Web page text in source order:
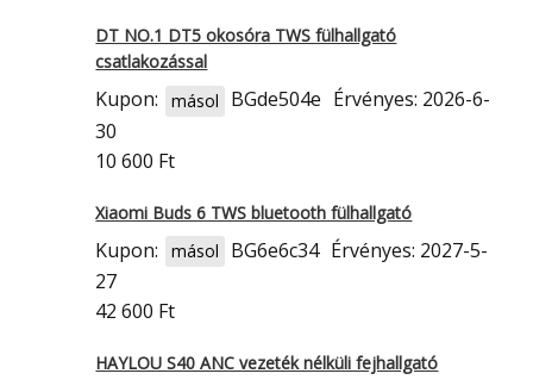
DT NO.1 DT5 okosóra TWS fülhallgató
csatlakozással
Kupon: másol BGde504e Érvényes: 2026-6-
30
10 600 Ft
Xiaomi Buds 6 TWS bluetooth fülhallgató
Kupon: másol BG6e6c34 Érvényes: 2027-5-
27
42 600 Ft
HAYLOU S40 ANC vezeték nélküli fejhallgató